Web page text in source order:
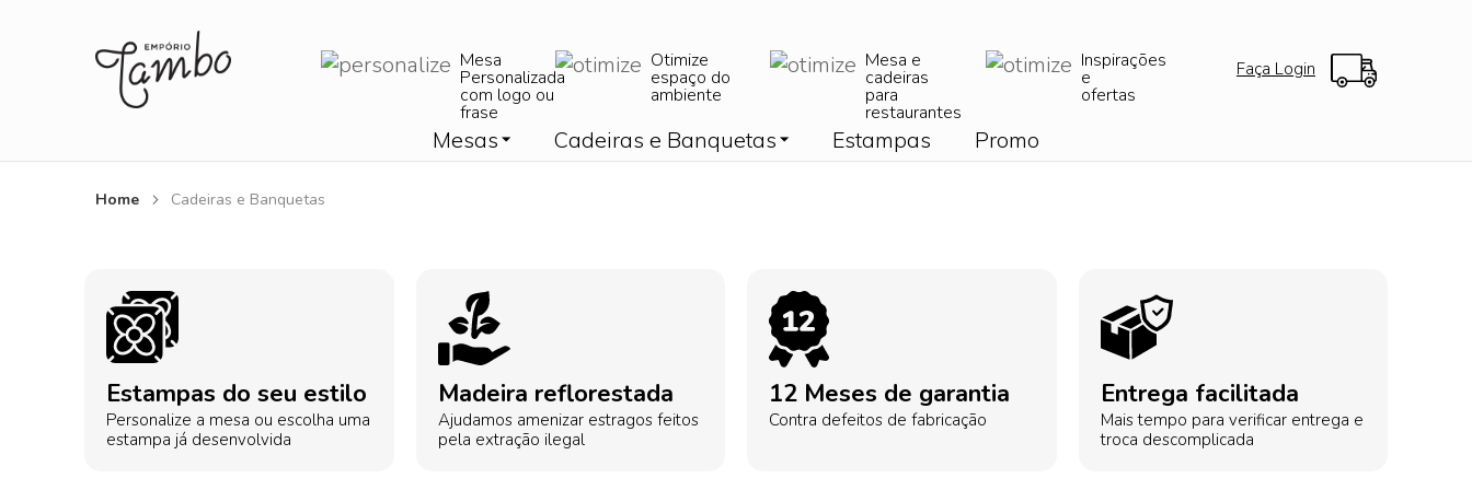
Mesa
Personalizada
com logo ou
frase
Otimize
espaço do
ambiente
Mesa e
cadeiras
para
restaurantes
Inspirações
e
ofertas
Faça Login
Mesas Cadeiras e Banquetas Estampas Promo
Home Cadeiras e Banquetas
Estampas do seu estilo
Personalize a mesa ou escolha uma
estampa já desenvolvida
Madeira reflorestada
Ajudamos amenizar estragos feitos
pela extração ilegal
12 Meses de garantia
Contra defeitos de fabricação
Entrega facilitada
Mais tempo para verificar entrega e
troca descomplicada